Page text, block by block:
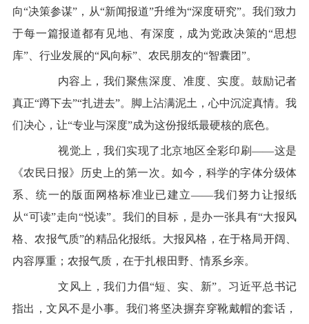
向“决策参谋”，从“新闻报道”升维为“深度研究”。我们致力
于每一篇报道都有见地、有深度，成为党政决策的“思想
库”、行业发展的“风向标”、农民朋友的“智囊团”。
内容上，我们聚焦深度、准度、实度。鼓励记者
真正“蹲下去”“扎进去”。脚上沾满泥土，心中沉淀真情。我
们决心，让“专业与深度”成为这份报纸最硬核的底色。
视觉上，我们实现了北京地区全彩印刷——这是
《农民日报》历史上的第一次。如今，科学的字体分级体
系、统一的版面网格标准业已建立——我们努力让报纸
从“可读”走向“悦读”。我们的目标，是办一张具有“大报风
格、农报气质”的精品化报纸。大报风格，在于格局开阔、
内容厚重；农报气质，在于扎根田野、情系乡亲。
文风上，我们力倡“短、实、新”。习近平总书记
指出，文风不是小事。我们将坚决摒弃穿靴戴帽的套话，